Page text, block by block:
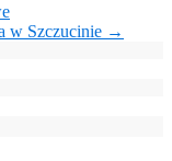
w Szczucinie →